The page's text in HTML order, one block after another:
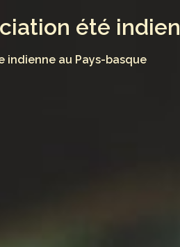
été indien
indienne au Pays-basque